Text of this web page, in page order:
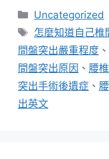
分
類
Uncategorized
標
籤
怎麼知道自己椎
間盤突出嚴重程度 、
間盤突出原因 、 腰
突出手術後遺症 、
出英文